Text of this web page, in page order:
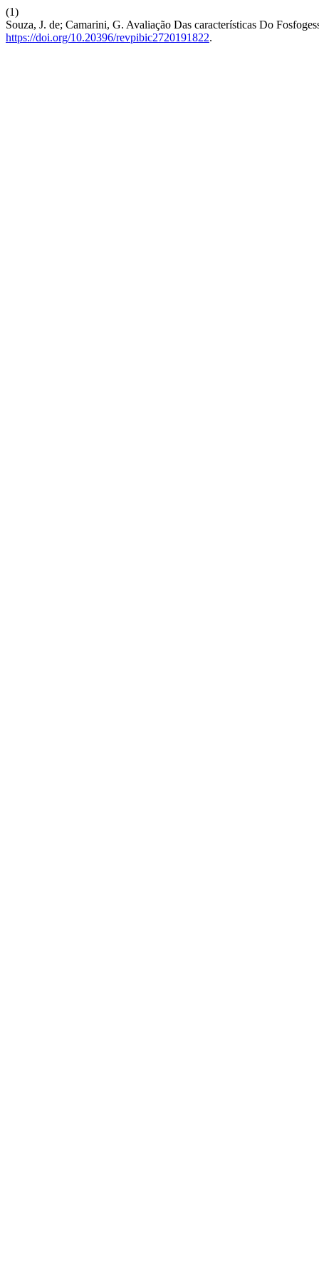
(1)
Souza, J. de; Camarini, G. Avaliação Das características Do
https://doi.org/10.20396/revpibic2720191822.